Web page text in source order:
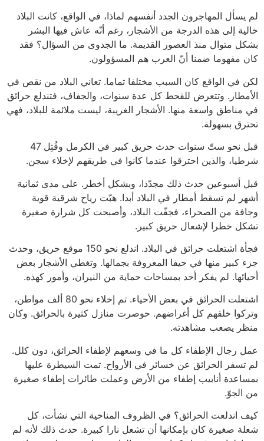
لم يسأل المهاجرون الجدد أنفسهم لماذا، في الواقع، كانت البلاد
خالية إلى هذه الدرجة من الأشجار، رغم أنّه عاش فيها البشر
بشكل متوال منذ العصور القديمة. ما الجدوى من السؤال؟ فقد
كان مفهوما ضمنا أنّ العرب هم المسؤولون.
لكن في الواقع كان السبب مختلفا تماما. تعاني البلاد من نقص في
الأمطار. وتتعرض للقحط كل عدة سنوات، والجفاف، فتندلع حرائق
في مناطق واسعة منها. الأشجار الغريبة، ليست ملائمة للبلاد، فهي
تحترق بسهولة.
قبل نحو ستّ سنوات حدث حريق كبير في الكرمل وقُتِل 47
شرطيا، والذين احترقوا عندما كانوا في طريقهم لإخلاء سجن.
قبل أسبوعين حدث ذلك مجدّدا، وبشكل أخطر. على مدى ثمانية
أشهر لم تسقط أمطار في البلاد أبدا. هبّت رياح شرقية قوية
وجافة من الصحراء، فجفّت البلاد، وأصبحت كل شرارة صغيرة
تشكل خطرا لإشعال حريق كبير.
فجأة اشتعلت حرائق في البلاد. اندلع نحو 150 موقع حريق، وحدث
جزء كبير منها في حيفا المعروفة بجمالها. وتغطي الأشجار بعض
أحيائها. لم يفكر أحد بمساحات حماية من النيران، وأمور كهذه.
اشتعلت الحرائق في بعض الأحياء. تم إخلاء نحو 80 ألف مواطن،
وتركوا خلفهم كل أغراضهم. حوصرت منازل كثيرة بالحرائق. وكان
منظر يصعب مشاهدته.
عمل رجال الإطفاء كل ما في وسعهم لإطفاء الحرائق، دون كلل.
لم تسفر الحرائق عن خسائر في الأرواح. تمت السيطرة عليها
بمساعدة أنابيب إطفاء من الأرض وعملت طائرات إطفاء صغيرة
من الجوّ.
كيف اندلعت الحرائق؟ في الظروف المناخية التي نشأت، كل
شعلة صغيرة كان بإمكانها أن تشعل نارا كبيرة. حدث ذلك لأنه لم